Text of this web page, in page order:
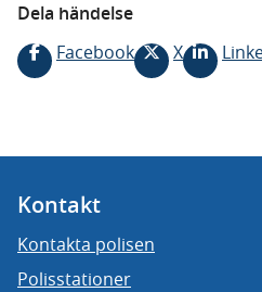
Dela händelse
Facebook
X
Kontakt
Kontakta polisen
Polisstationer